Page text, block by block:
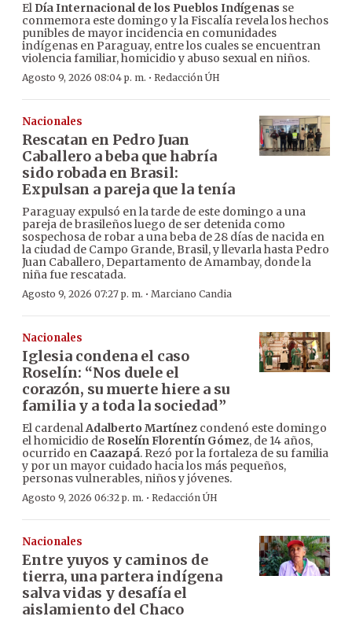
El Día Internacional de los Pueblos Indígenas se
conmemora este domingo y la Fiscalía revela los hechos
punibles de mayor incidencia en comunidades
indígenas en Paraguay, entre los cuales se encuentran
violencia familiar, homicidio y abuso sexual en niños.
Agosto 9, 2026 08:04 p. m. · Redacción ÚH
Nacionales
Rescatan en Pedro Juan
Caballero a beba que habría
sido robada en Brasil:
Expulsan a pareja que la tenía
Paraguay expulsó en la tarde de este domingo a una
pareja de brasileños luego de ser detenida como
sospechosa de robar a una beba de 28 días de nacida en
la ciudad de Campo Grande, Brasil, y llevarla hasta Pedro
Juan Caballero, Departamento de Amambay, donde la
niña fue rescatada.
Agosto 9, 2026 07:27 p. m. · Marciano Candia
Nacionales
Iglesia condena el caso
Roselín: “Nos duele el
corazón, su muerte hiere a su
familia y a toda la sociedad”
El cardenalAdalberto Martínez condenó este domingo
el homicidio de Roselín Florentín Gómez, de 14 años,
ocurrido en Caazapá. Rezó por la fortaleza de su familia
y por un mayor cuidado hacia los más pequeños,
personas vulnerables, niños y jóvenes.
Agosto 9, 2026 06:32 p. m. · Redacción ÚH
Nacionales
Entre yuyos y caminos de
tierra, una partera indígena
salva vidas y desafía el
aislamiento del Chaco